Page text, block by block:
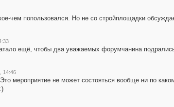
чем попользовался. Но не со стройплощадки
ещё, чтобы два уважаемых форумчанина
14:46
мероприятие не может состояться вообще ни по